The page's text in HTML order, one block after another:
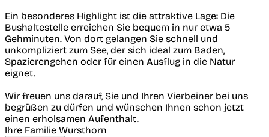
Ein besonderes Highlight ist die attraktive Lage: Die
Bushaltestelle erreichen Sie bequem in nur etwa 5
Gehminuten. Von dort gelangen Sie schnell und
unkompliziert zum See, der sich ideal zum Baden,
Spazierengehen oder für einen Ausflug in die Natur
eignet.
Wir freuen uns darauf, Sie und Ihren Vierbeiner bei uns
begrüßen zu dürfen und wünschen Ihnen schon jetzt
einen erholsamen Aufenthalt.
Ihre Familie Wursthorn